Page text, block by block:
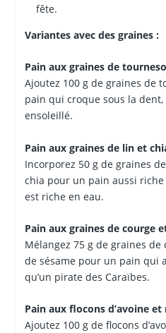
fête.
Variantes avec des graines :
Pain aux graines de
Ajoutez 100 g de graines de
pain qui croque sous la
ensoleillé.
Pain aux graines de lin et
Incorporez 50 g de graines
chia pour un pain aussi
est riche en eau.
Pain aux graines de courge
Mélangez 75 g de graines
de sésame pour un pain qui
qu’un pirate des Caraïbes.
Pain aux flocons d’avoine et
Ajoutez 100 g de flocons